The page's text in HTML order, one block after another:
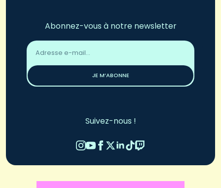
Abonnez-vous à notre newsletter
Adresse
email
JE M’ABONNE
Suivez-nous !